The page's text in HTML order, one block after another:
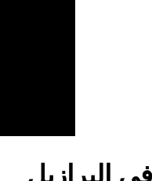
البرازيل